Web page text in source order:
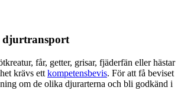
djurtransport
får, getter, grisar, fjäderfän eller hästar
krävs ett kompetensbevis. För att få beviset
om de olika djurarterna och bli godkänd i